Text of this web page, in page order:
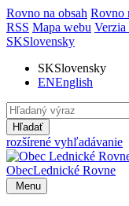
Rovno na obsah Rovno
RSS Mapa webu Verzia
SKSlovensky
SKSlovensky
ENEnglish
Hľadať
rozšírené vyhľadávanie
ObecLednické Rovne
Menu